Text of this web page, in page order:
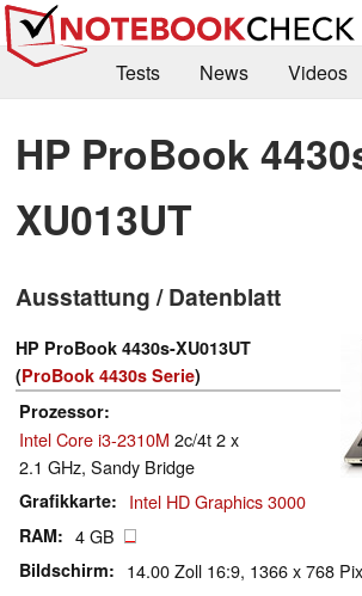
Tests News
Videos
Kaufberatung
Deals Suche
Forum
HP ProBook
XU013UT
Ausstattung / Datenblatt
HP ProBook 4430s-XU013UT
(ProBook 4430s Serie)
Prozessor
Intel Core i3-2310M 2c/4t 2 x
2.1 GHz, Sandy Bridge
Grafikkarte Intel HD Graphics 3000
RAM 4 GB
Bildschirm 14.00 Zoll 16:9, 1366 x 768